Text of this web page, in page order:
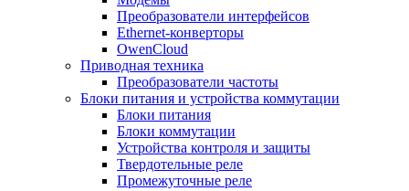
Преобразователи интерфейсов
Ethernet-конверторы
OwenCloud
Приводная техника
Преобразователи частоты
Блоки питания и устройства коммутации
Блоки питания
Блоки коммутации
Устройства контроля и защиты
Твердотельные реле
Промежуточные реле